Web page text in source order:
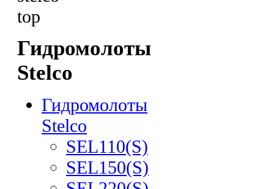
Гидромолоты
Stelco
Гидромолоты
Stelco
SEL110(S)
SEL150(S)